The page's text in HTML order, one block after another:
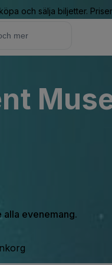
och sälja biljetter.
alla evenemang.